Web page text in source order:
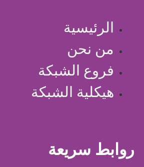
الرئيسية
من نحن
فروع الشبكة
هيكلية الشبكة
روابط سريعة